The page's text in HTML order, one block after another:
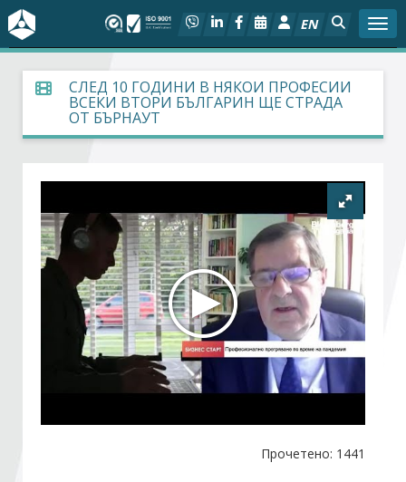
EN
За БСК
На фокус
Социален диалог
Дейности
Арбитражен съд
Проекти
СЛЕД 10 ГОДИНИ В НЯКОИ ПРОФЕСИИ
ВСЕКИ ВТОРИ БЪЛГАРИН ЩЕ СТРАДА
ОТ БЪРНАУТ
Прочетено: 1441